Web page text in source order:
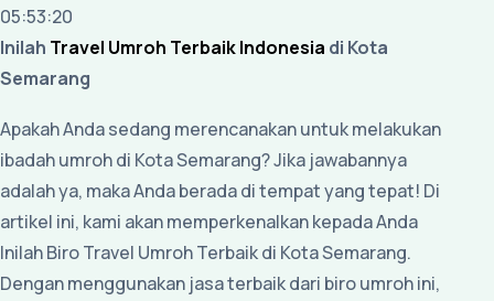
05:53:20
Inilah Travel Umroh Terbaik Indonesia di Kota
Semarang
Apakah Anda sedang merencanakan untuk melakukan
ibadah umroh di Kota Semarang? Jika jawabannya
adalah ya, maka Anda berada di tempat yang tepat! Di
artikel ini, kami akan memperkenalkan kepada Anda
Inilah Biro Travel Umroh Terbaik di Kota Semarang.
Dengan menggunakan jasa terbaik dari biro umroh ini,